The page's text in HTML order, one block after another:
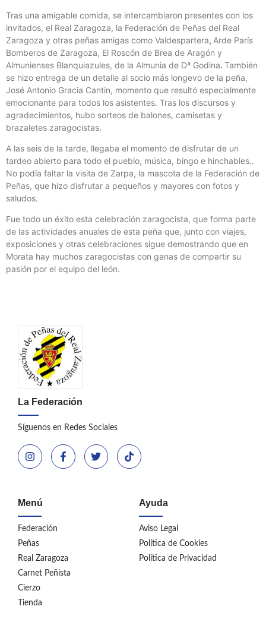
Tras una amigable comida, se intercambiaron presentes con los
invitados, el Real Zaragoza, la Federación de Peñas del Real
Zaragoza y otras peñas amigas como Valdespartera, Arde París
Bomberos de Zaragoza, El Roscón de Brea de Aragón y
Almunienses Blanquiazules, de la Almunia de Dª Godina. También
se hizo entrega de un detalle al socio más longevo de la peña,
José Antonio Gracia Cantin, momento que resultó especialmente
emocionante para todos los asistentes. Tras los discursos y
agradecimientos, hubo sorteos de balones, camisetas y
brazaletes zaragocistas.
A las seis de la tarde, llegaba el momento de disfrutar de un
tardeo abierto para todo el pueblo, música, bingo e hinchables..
No podía faltar la visita de Zarpa, la mascota de la Federación de
Peñas, que hizo disfrutar a pequeños y mayores con fotos y
saludos.
Fue todo un éxito esta celebración zaragocista, que forma parte
de las actividades anuales de esta peña que, junto con viajes,
exposiciones y otras celebraciones sigue demostrando que en
Morata hay muchos zaragocistas con ganas de compartir su
pasión por el equipo del león.
La Federación
Síguenos en Redes Sociales
Menú
Federación
Peñas
Real Zaragoza
Carnet Peñista
Cierzo
Tienda
Ayuda
Aviso Legal
Política de Cookies
Política de Privacidad